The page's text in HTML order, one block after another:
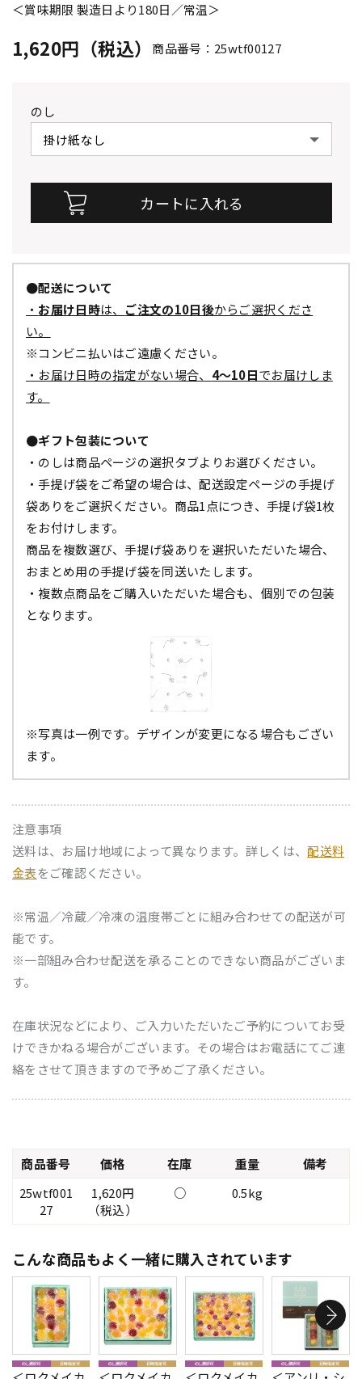
＜賞味期限 製造日より180日／常温＞
1,620円（税込） 商品番号：25wtf00127
のし
●配送について
・ お届け日時は、 ご注文の10日後からご選択くださ
い。
※コンビニ払いはご遠慮ください。
・お届け日時の指定がない場合、 4～10日でお届けしま
す。
●ギフト包装について
・のしは商品ページの選択タブよりお選びください。
・手提げ袋をご希望の場合は、配送設定ページの手提げ
袋ありをご選択ください。商品1点につき、手提げ袋1枚
をお付けします。
商品を複数選び、手提げ袋ありを選択いただいた場合、
おまとめ用の手提げ袋を同送いたします。
・複数点商品をご購入いただいた場合も、個別での包装
となります。
※写真は一例です。デザインが変更になる場合もござい
ます。
注意事項
送料は、お届け地域によって異なります。詳しくは、配送料
金表をご確認ください。
※常温／冷蔵／冷凍の温度帯ごとに組み合わせての配送が可
能です。
※一部組み合わせ配送を承ることのできない商品がございま
す。
在庫状況などにより、ご入力いただいたご予約についてお受
けできかねる場合がございます。その場合はお電話にてご連
絡をさせて頂きますので予めご了承ください。
商品番号 価格 在庫 重量
備考
25wtf001
27
1,620円
（税込）
○ 0.5kg
こんな商品もよく一緒に購入されています